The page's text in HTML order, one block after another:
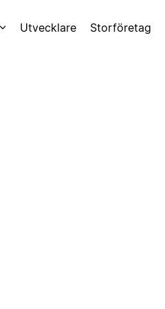
Utvecklare Storföretag